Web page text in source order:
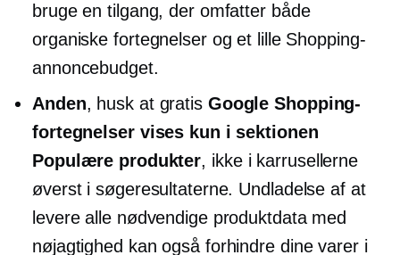
bruge en tilgang, der omfatter både
organiske fortegnelser og et lille Shopping-
annoncebudget.
Anden, husk at gratis Google Shopping-
fortegnelser vises kun i sektionen
Populære produkter, ikke i karrusellerne
øverst i søgeresultaterne. Undladelse af at
levere alle nødvendige produktdata med
nøjagtighed kan også forhindre dine varer i